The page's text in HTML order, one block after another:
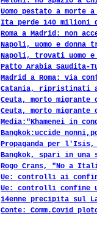
Uomo pestato a morte
Ita perde 140 milioni
Roma a Madrid: non
Napoli, uomo e donna
Napoli, trovati uomo e
Patto Arabia Saudita-
Madrid a Roma: via
Catania, ripristinati
Ceuta, morto migrante
Ceuta, morto migrante
Media:"Khamenei in
Bangkok:uccide
Propaganda per l'Isis,
Bangkok, spari in
Rogo Crans, "No a
Ue: controlli ai
Ue: controlli confine
14enne precipita sul
Conte: Comm.Covid